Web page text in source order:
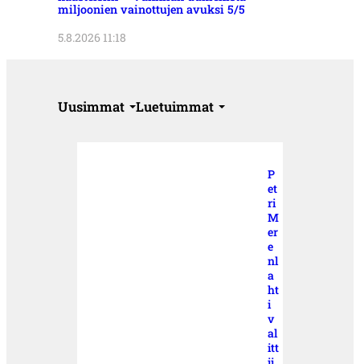
miljoonien vainottujen avuksi 5/5
5.8.2026 11:18
Uusimmat Luetuimmat
P
et
ri
M
er
e
nl
a
ht
i
v
al
itt